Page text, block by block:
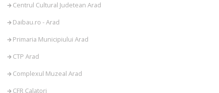
Centrul Cultural Judetean Arad
Daibau.ro - Arad
Primaria Municipiului Arad
CTP Arad
Complexul Muzeal Arad
CFR Calatori